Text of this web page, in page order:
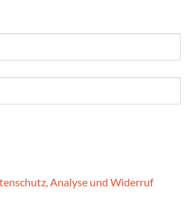
Analyse und Widerruf